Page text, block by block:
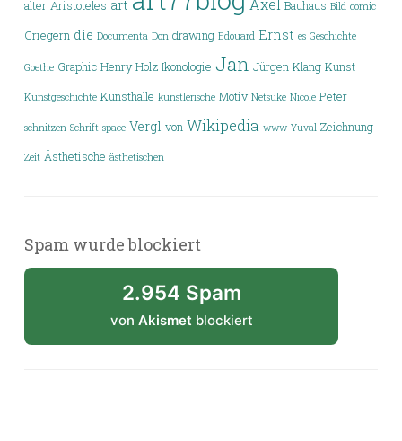
alter Aristoteles art Bauhaus Bild comic
Criegern die Documenta Don drawing Edouard Ernst es Geschichte
Goethe Graphic Henry Holz Ikonologie Jan Jürgen Klang Kunst
Kunstgeschichte Kunsthalle künstlerische Motiv Netsuke Nicole Peter
schnitzen Schrift space Vergl von Wikipedia www Yuval Zeichnung
Zeit Ästhetische ästhetischen
Spam wurde blockiert
2.954 Spam
von Akismet blockiert